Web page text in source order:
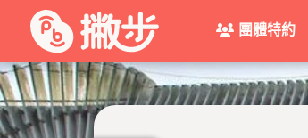
團體特約